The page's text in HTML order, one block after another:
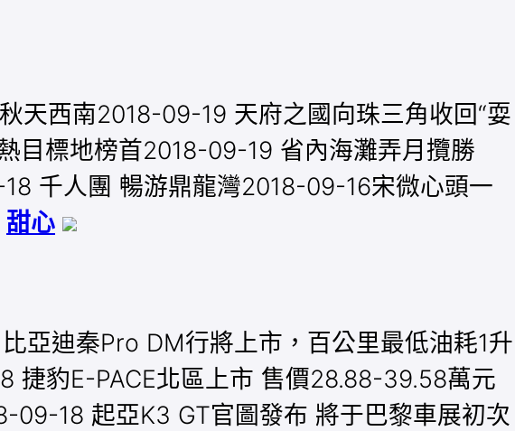
天西南2018-09-19 天府之國向珠三角收回“耍
目標地榜首2018-09-19 省內海灘弄月攬勝
千人團 暢游鼎龍灣2018-09-16宋微心頭一
甜心
亞迪秦Pro DM行將上市，百公里最低油耗1升
捷豹E-PACE北區上市 售價28.88-39.58萬元
18 起亞K3 GT官圖發布 將于巴黎車展初次